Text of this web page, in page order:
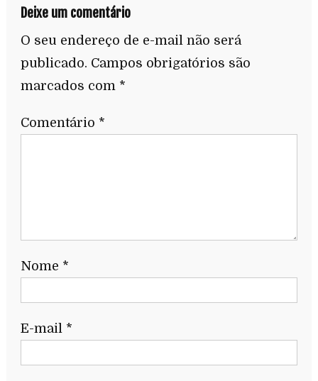
Deixe um comentário
O seu endereço de e-mail não será
publicado. Campos obrigatórios são
marcados com *
Comentário *
Nome *
E-mail *